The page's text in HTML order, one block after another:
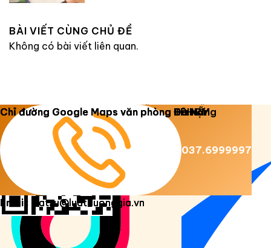
BÀI VIẾT CÙNG CHỦ ĐỀ
Không có bài viết liên quan.
Copyright 2026 © Luật Dương Gia